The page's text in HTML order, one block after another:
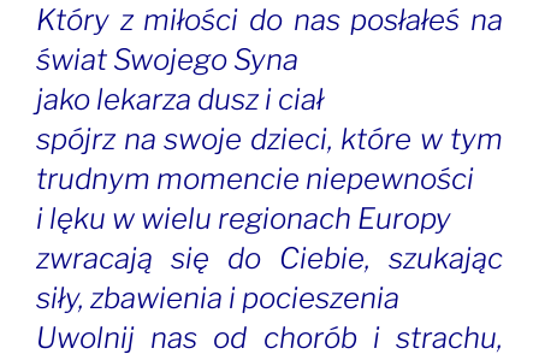
Który z miłości do nas posłałeś na
świat Swojego Syna
jako lekarza dusz i ciał
spójrz na swoje dzieci, które w tym
trudnym momencie niepewności
i lęku w wielu regionach Europy
zwracają się do Ciebie, szukając
siły, zbawienia i pocieszenia
Uwolnij nas od chorób i strachu,